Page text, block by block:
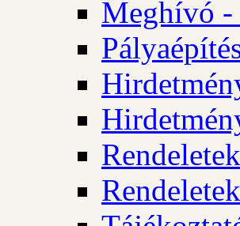
Meghívó -